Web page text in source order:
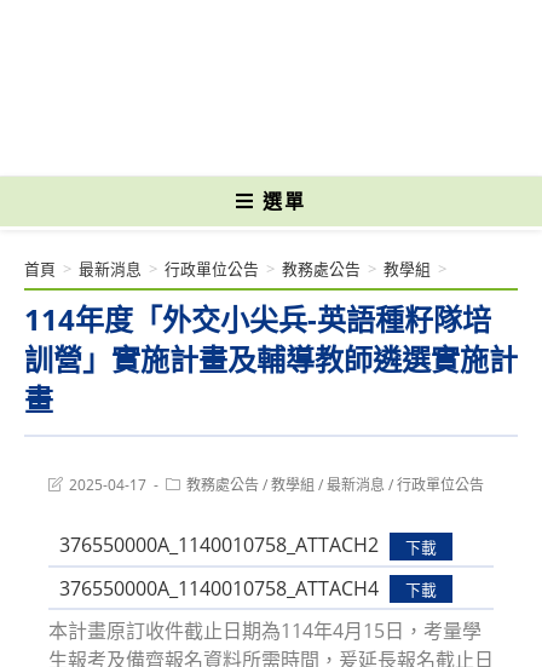
選單
114年度「外交小尖兵-英語種籽隊培
訓營」實施計畫及輔導教師遴選實施計
畫
首頁 > 最新消息 > 行政單位公告 > 教務處公告 > 教學組 >
Post2025-04-17
Post教務處公告/教學組 /最新消息 /行政單位公告
376550000A_1140010758_ATTACH2 下載
376550000A_1140010758_ATTACH4 下載
本計畫原訂收件截止日期為114年4月15日，考量學
生報考及備齊報名資料所需時間，爰延長報名截止日